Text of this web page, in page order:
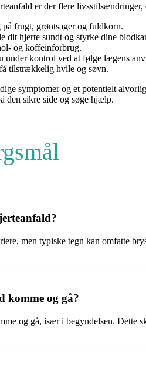
er der flere livsstilsændringer,
på frugt, grøntsager og fuldkorn.
dit hjerte sundt og styrke dine
og koffeinforbrug.
kontrol ved at følge lægens
tilstrækkelig hvile og søvn.
symptomer og et potentielt
den sikre side og søge hjælp.
men typiske tegn kan omfatte
komme og gå?
og gå, især i begyndelsen.